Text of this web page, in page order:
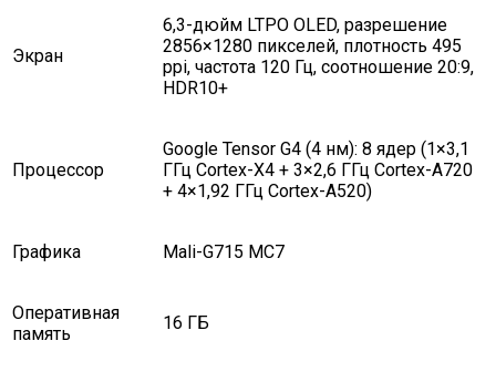
Экран
6,3-дюйм LTPO OLED, разрешение
2856×1280 пикселей, плотность 495
ppi, частота 120 Гц, соотношение 20:9,
HDR10+
Процессор
Google Tensor G4 (4 нм): 8 ядер (1×3,1
ГГц Cortex-X4 + 3×2,6 ГГц Cortex-A720
+ 4×1,92 ГГц Cortex-A520)
Графика Mali-G715 MC7
Оперативная
память
16 ГБ